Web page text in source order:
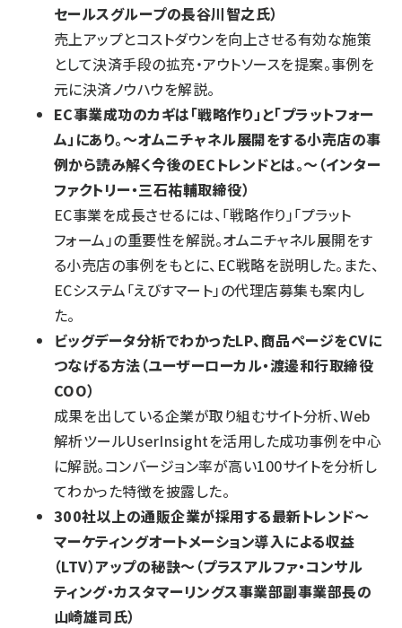
セールスグループの長谷川智之氏）
売上アップとコストダウンを向上させる有効な施策
として決済手段の拡充・アウトソースを提案。事例を
元に決済ノウハウを解説。
EC事業成功のカギは「戦略作り」と「プラットフォー
ム」にあり。～オムニチャネル展開をする小売店の事
例から読み解く今後のECトレンドとは。～（インター
ファクトリー・三石祐輔取締役）
EC事業を成長させるには、「戦略作り」「プラット
フォーム」の重要性を解説。オムニチャネル展開をす
る小売店の事例をもとに、EC戦略を説明した。また、
ECシステム「えびすマート」の代理店募集も案内し
た。
ビッグデータ分析でわかったLP、商品ページをCVに
つなげる方法（ユーザーローカル・渡邊和行取締役
COO）
成果を出している企業が取り組むサイト分析、Web
解析ツールUserInsightを活用した成功事例を中心
に解説。コンバージョン率が高い100サイトを分析し
てわかった特徴を披露した。
300社以上の通販企業が採用する最新トレンド～
マーケティングオートメーション導入による収益
（LTV）アップの秘訣～（プラスアルファ・コンサル
ティング・カスタマーリングス事業部副事業部長の
山崎雄司氏）